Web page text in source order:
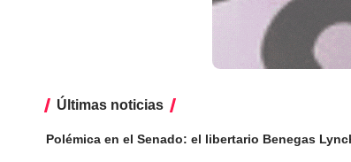
Últimas noticias
Polémica en el Senado: el libertario Benegas